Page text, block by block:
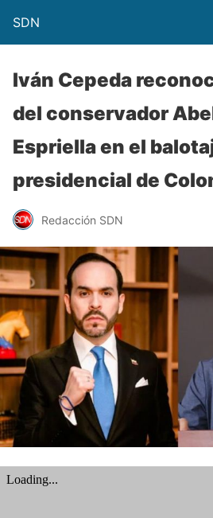
SDN
Iván Cepeda
del conservador
Espriella en el
presidencial de
Redacción SDN